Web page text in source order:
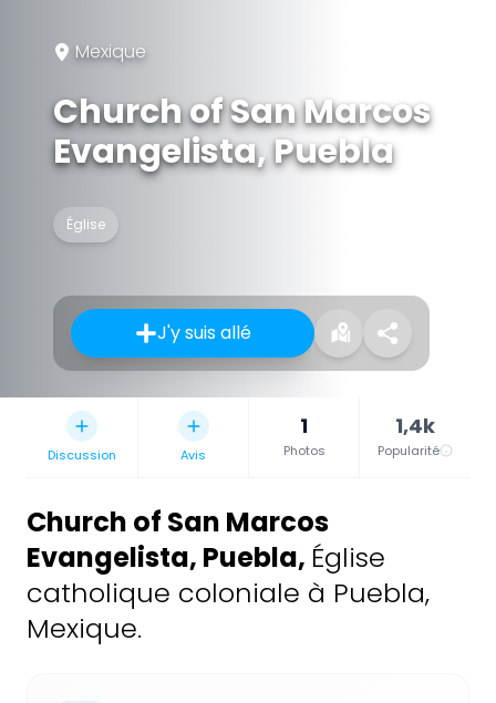
Mexique
Church of San Marcos
Evangelista, Puebla
Église
J'y suis allé
Discussion Avis
1
Photos
1,4k
Popularité
Church of San Marcos
Evangelista, Puebla, Église
catholique coloniale à Puebla,
Mexique.